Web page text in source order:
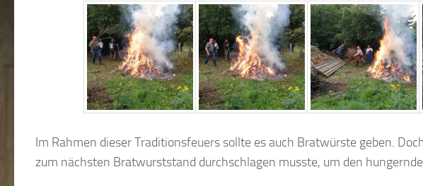
Im Rahmen dieser Traditionsfeuers sollte es auch Bratwürste geben.
zum nächsten Bratwurststand durchschlagen musste, um den